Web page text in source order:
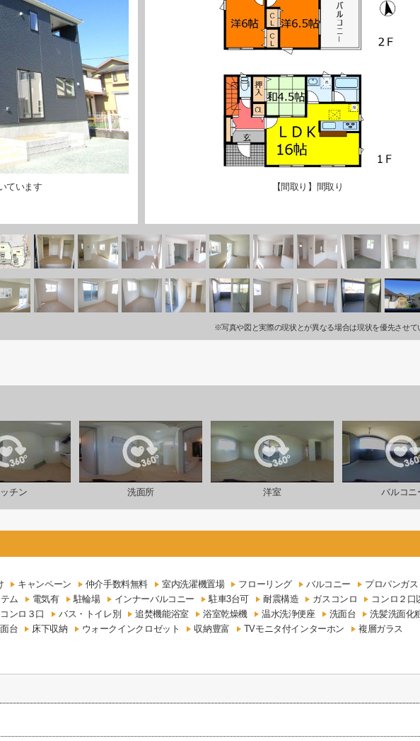
ています 【間取り】間取り
※写真や図と実際の現状とが異なる場合は現状を優先させて
チン 洗面所 洋室 バルコニ
キャンペーン 仲介手数料無料 室内洗濯機置場 フローリング バルコニー
プロパンガス
ム 電気有 駐輪場 インナーバルコニー 駐車3台可 耐震構造 ガスコンロ
コンロ２口
コンロ３口 バス・トイレ別 追焚機能浴室 浴室乾燥機 温水洗浄便座 洗面台
洗髪洗面化
台 床下収納 ウォークインクロゼット 収納豊富 TVモニタ付インターホン
複層ガラス